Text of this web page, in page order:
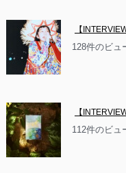
【
128件のビュ
【
112件のビュ